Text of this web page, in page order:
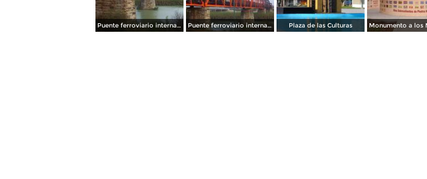
Puente ferroviario internacional Puente ferroviario internacional Plaza de las Culturas